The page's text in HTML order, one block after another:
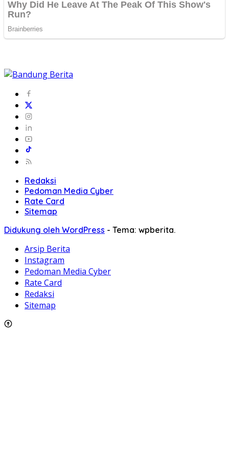
Redaksi
Pedoman Media Cyber
Rate Card
Sitemap
Didukung oleh WordPress - Tema: wpberita.
Arsip Berita
Instagram
Pedoman Media Cyber
Rate Card
Redaksi
Sitemap